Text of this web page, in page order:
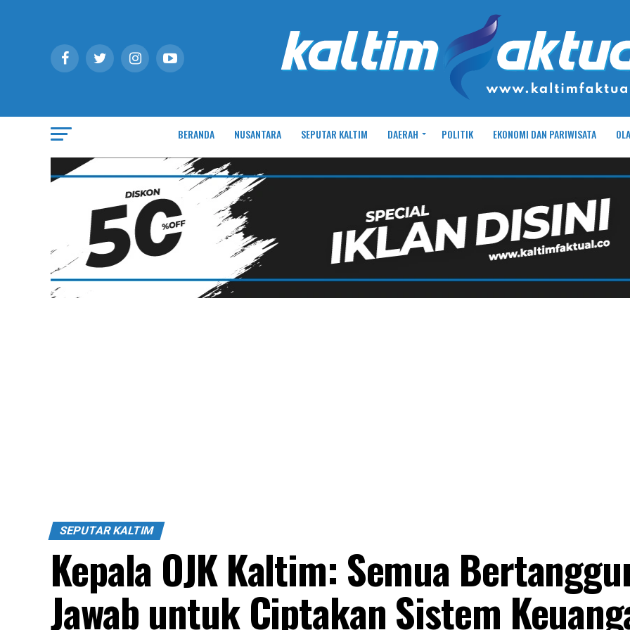
BERANDA NUSANTARA SEPUTAR KALTIM DAERAH POLITIK EKONOMI DAN PARIWISATA
SEPUTAR KALTIM
Kepala OJK Kaltim: Semua
Jawab untuk Ciptakan Sistem